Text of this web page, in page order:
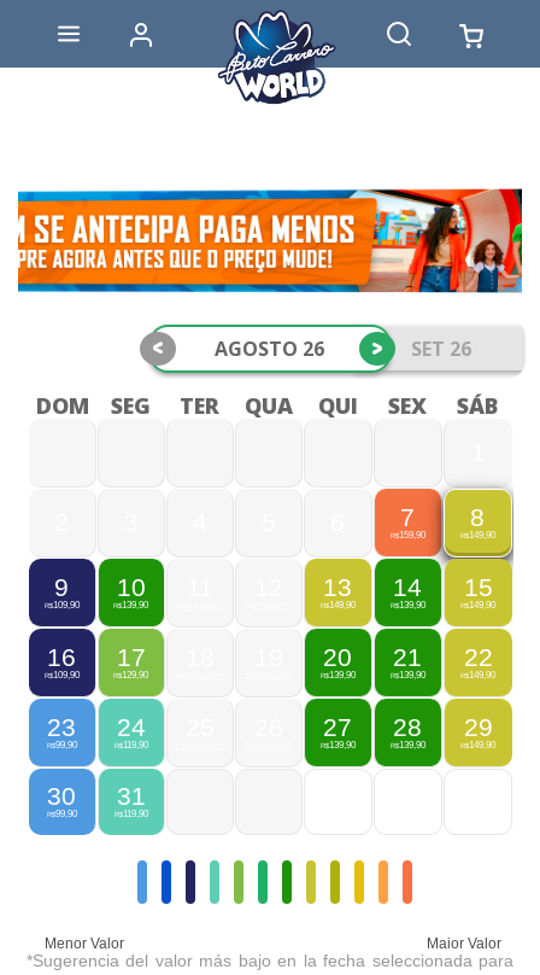
AGOSTO 26 SET 26
< >
DOM SEG TER QUA QUI SEX SÁB
7
R$159,90
8
R$149,90
9
R$109,90
10
R$139,90
13
R$149,90
14
R$139,90
15
R$149,90
16
R$109,90
17
R$129,90
20
R$139,90
21
R$139,90
22
R$149,90
23
R$99,90
24
R$119,90
27
R$139,90
28
R$139,90
29
R$149,90
30
R$99,90
31
R$119,90
Menor Valor Maior Valor
*Sugerencia del valor más bajo en la fecha seleccionada para